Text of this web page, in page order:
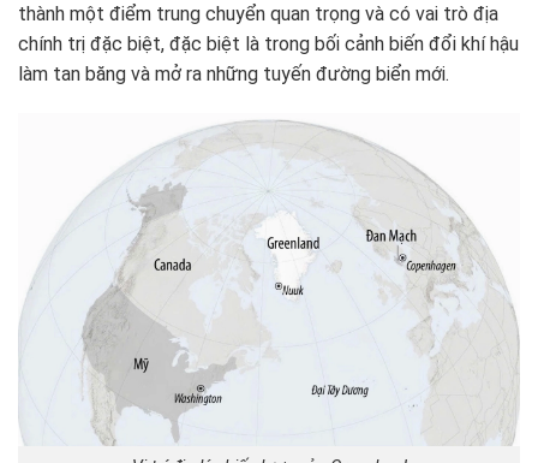
thành một điểm trung chuyển quan trọng và có vai trò địa
chính trị đặc biệt, đặc biệt là trong bối cảnh biến đổi khí hậu
làm tan băng và mở ra những tuyến đường biển mới.